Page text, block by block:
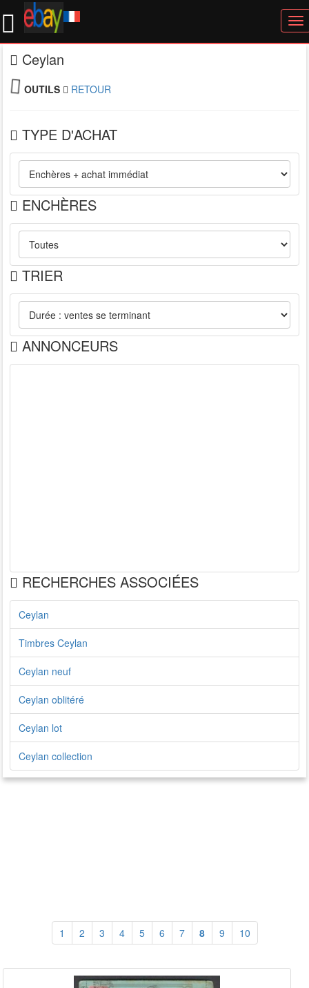
Ceylan
OUTILS RETOUR
TYPE D'ACHAT
ENCHÈRES
TRIER
ANNONCEURS
RECHERCHES ASSOCIÉES
Ceylan
Timbres Ceylan
Ceylan neuf
Ceylan oblitéré
Ceylan lot
Ceylan collection
1 2 3 4 5 6 7 8 9 10